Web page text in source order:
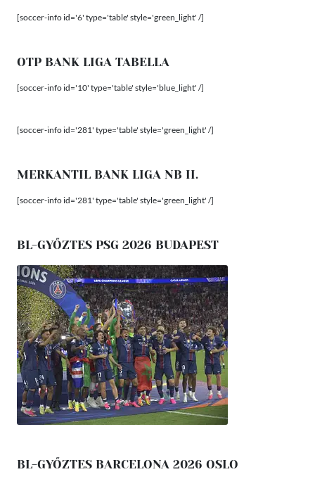
[soccer-info id='6' type='table' style='green_light' /]
OTP BANK LIGA TABELLA
[soccer-info id='10' type='table' style='blue_light' /]
[soccer-info id='281' type='table' style='green_light' /]
MERKANTIL BANK LIGA NB II.
[soccer-info id='281' type='table' style='green_light' /]
BL-GYŐZTES PSG 2026 BUDAPEST
BL-GYŐZTES BARCELONA 2026 OSLO